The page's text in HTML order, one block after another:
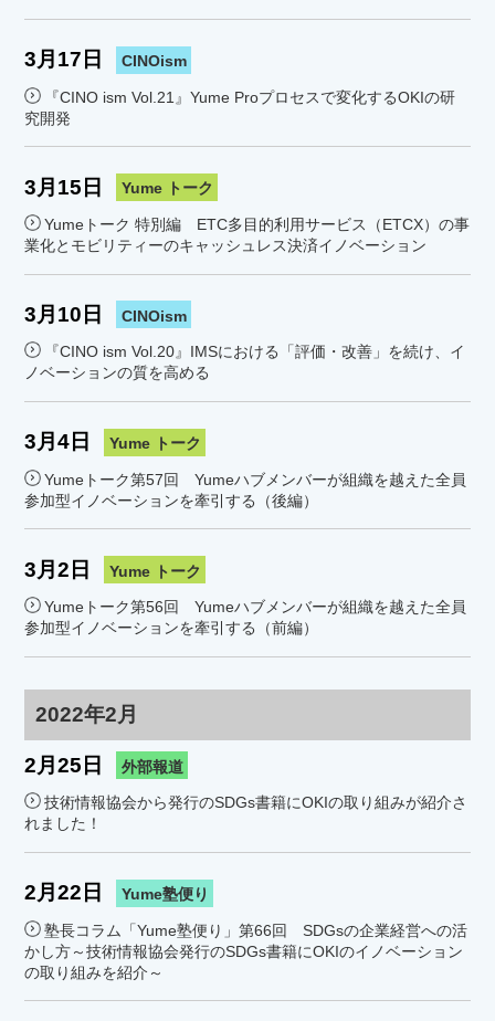
3月17日 CINOism
『CINO ism Vol.21』Yume Proプロセスで変化するOKIの研
究開発
3月15日 Yume トーク
Yumeトーク 特別編 ETC多目的利用サービス（ETCX）の事
業化とモビリティーのキャッシュレス決済イノベーション
3月10日 CINOism
『CINO ism Vol.20』IMSにおける「評価・改善」を続け、イ
ノベーションの質を高める
3月4日 Yume トーク
Yumeトーク第57回 Yumeハブメンバーが組織を越えた全員
参加型イノベーションを牽引する（後編）
3月2日 Yume トーク
Yumeトーク第56回 Yumeハブメンバーが組織を越えた全員
参加型イノベーションを牽引する（前編）
2022年2月
2月25日 外部報道
技術情報協会から発行のSDGs書籍にOKIの取り組みが紹介さ
れました！
2月22日 Yume塾便り
塾長コラム「Yume塾便り」第66回 SDGsの企業経営への活
かし方～技術情報協会発行のSDGs書籍にOKIのイノベーション
の取り組みを紹介～